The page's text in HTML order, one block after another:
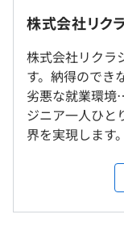
プロジェクトご
◎リモート勤務可。
∟約3割の社員が
84%！
◎転勤はありませ
◎U・Iターン支援
∟入社を機に一都
で、引越し費用
就業場所の変更範
＜雇入時＞
625万円+手当金
25歳・入社2年・
クラシ420万円+
25歳・入社1年・
390万円+手当金
株式会社リク
株式会社リクラ
す。納得のでき
劣悪な就業環
ジニア一人ひと
界を実現します
高水準の労働
めに全力をつくすと
だけじゃない